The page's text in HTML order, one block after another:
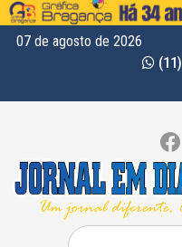
07 de agosto de 2026
Pesquisar